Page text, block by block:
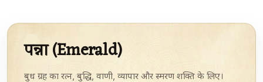
पन्ना (Emerald)
बुध ग्रह का रत्न, बुद्धि, वाणी, व्यापार और स्मरण शक्ति के लिए।